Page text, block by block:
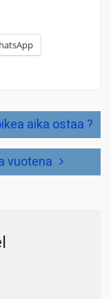
aika ostaa ?
vuotena